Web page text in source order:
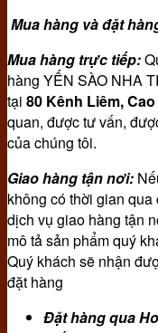
Mua hàng và đặt
Mua hàng trực tiếp:
hàng YẾN SÀO NHA
tại 80 Kênh Liêm,
quan, được tư vấn,
của chúng tôi.
Giao hàng tận nơi:
không có thời gian
dịch vụ giao hàng tận
mô tả sản phẩm quý
Quý khách sẽ nhận
đặt hàng
Đặt hàng qua